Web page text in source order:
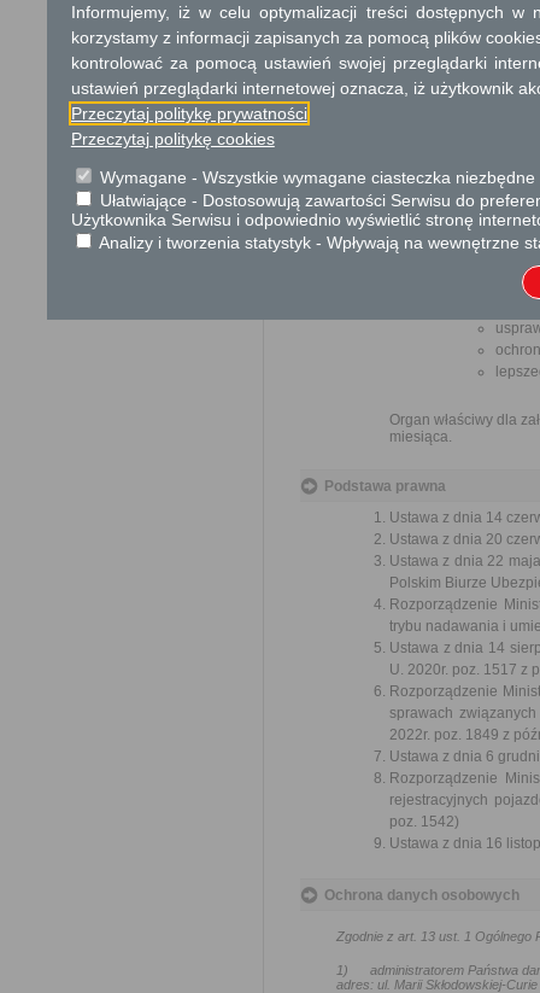
Tryb odwoławczy
biurokratyczne
Przedmiotem
Organ właściwy dla
miesiąca.
Podstawa prawna
Ustawa z dnia 14
Ustawa z dnia 20
Ustawa z dnia 22
Polskim Biurze
Rozporządzenie
trybu nadawania i
Ustawa z dnia 14
U. 2020r. poz. 1517 z
Rozporządzenie
sprawach
2022r. poz. 1849 z
Ustawa z dnia 6
Rozporządzenie
rejestracyjnych
poz. 1542)
Ustawa z dnia 16
Ochrona danych osobowych
Zgodnie z art. 13 ust. 1 Ogólnego
1) administratorem Państwa
adres: ul. Marii Skłodowskiej-
Informujemy, iż w celu optymalizacji treści dostępnych w
korzystamy z informacji zapisanych za pomocą plików
kontrolować za pomocą ustawień swojej przeglądarki
ustawień przeglądarki internetowej oznacza, iż użytkownik
Przeczytaj politykę prywatności
Przeczytaj politykę cookies
Wymagane - Wszystkie wymagane ciasteczka
Ułatwiające - Dostosowują zawartości Serwisu do
Użytkownika Serwisu i odpowiednio wyświetlić stronę
Analizy i tworzenia statystyk - Wpływają na wewnętrzne